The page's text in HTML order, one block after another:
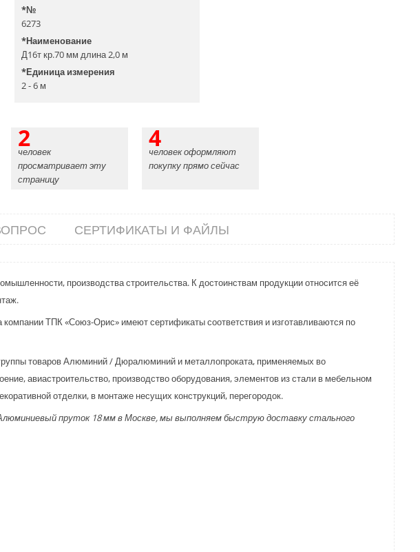
*№
6273
*Наименование
Д16т кр.70 мм длина 2,0 м
*Единица измерения
2 - 6 м
2
человек
просматривает эту
страницу
4
человек оформляют
покупку прямо сейчас
СЕРТИФИКАТЫ И ФАЙЛЫ
производства строительства. К достоинствам продукции относится её
ТПК «Союз-Орис» имеют сертификаты соответствия и изготавливаются по
товаров Алюминий / Дюралюминий и металлопроката, применяемых во
авиастроительство, производство оборудования, элементов из стали в мебельном
отделки, в монтаже несущих конструкций, перегородок.
пруток 18 мм в Москве, мы выполняем быструю доставку стального